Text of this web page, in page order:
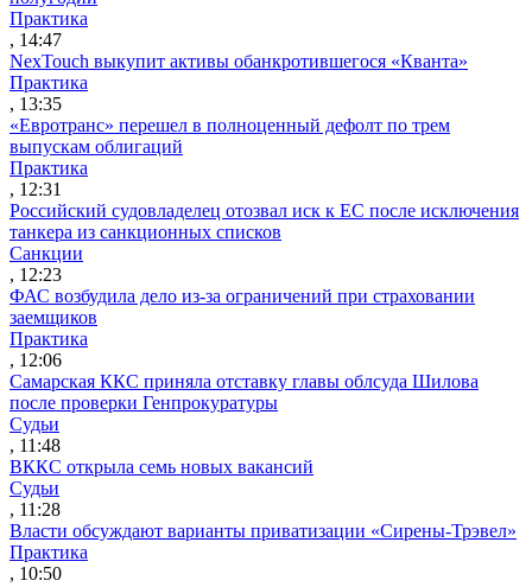
Практика
, 14:47
NexTouch выкупит активы обанкротившегося «Кванта»
Практика
, 13:35
«Евротранс» перешел в полноценный дефолт по трем
выпускам облигаций
Практика
, 12:31
Российский судовладелец отозвал иск к ЕС после исключения
танкера из санкционных списков
Санкции
, 12:23
ФАС возбудила дело из-за ограничений при страховании
заемщиков
Практика
, 12:06
Самарская ККС приняла отставку главы облсуда Шилова
после проверки Генпрокуратуры
Судьи
, 11:48
ВККС открыла семь новых вакансий
Судьи
, 11:28
Власти обсуждают варианты приватизации «Сирены-Трэвел»
Практика
, 10:50